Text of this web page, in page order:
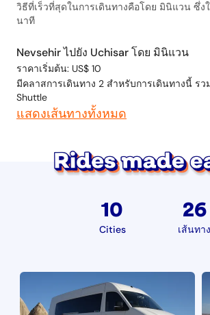
วิธีที่เร็วที่สุดในการเดินทางคือโดย มินิแวน ซึ่ง
นาที
Nevsehir ไปยัง Uchisar โดย มินิแวน
ราคาเริ่มต้น: US$ 10
มีคลาสการเดินทาง 2 สำหรับการเดินทางนี้ รว
Shuttle
แสดงเส้นทางทั้งหมด
10
Cities
26
เส้นทาง